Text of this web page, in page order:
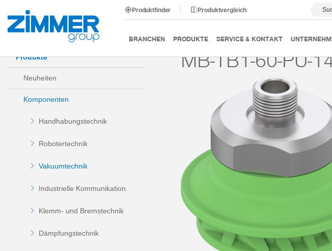
Produktfinder Produktvergleich
BRANCHEN PRODUKTE SERVICE & KONTAKT
Start Produkte Komponenten Vakuumtechnik Magic Cups Faltenbalge
Produkte
Neuheiten
Komponenten
Handhabungstechnik
Robotertechnik
Vakuumtechnik
Industrielle Kommunikation
Klemm- und Bremstechnik
Dämpfungstechnik
MB-TB1-60-PU-